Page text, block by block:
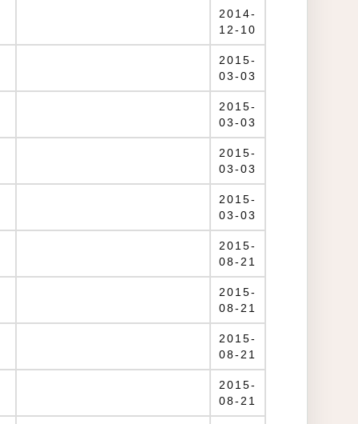
2014-
12-10
2015-
03-03
2015-
03-03
2015-
03-03
2015-
03-03
2015-
08-21
2015-
08-21
2015-
08-21
2015-
08-21